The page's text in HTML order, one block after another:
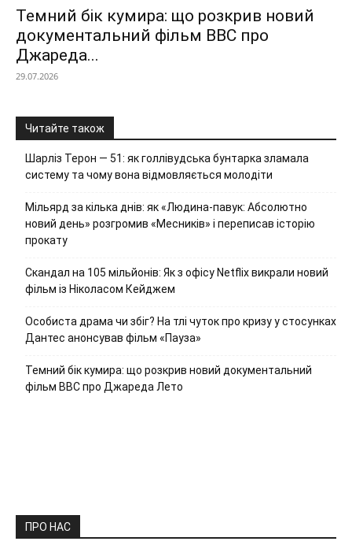
Темний бік кумира: що розкрив новий
документальний фільм ВВС про
Джареда...
29.07.2026
Читайте також
Шарліз Терон — 51: як голлівудська бунтарка зламала
систему та чому вона відмовляється молодіти
Мільярд за кілька днів: як «Людина-павук: Абсолютно
новий день» розгромив «Месників» і переписав історію
прокату
Скандал на 105 мільйонів: Як з офісу Netflix викрали новий
фільм із Ніколасом Кейджем
Особиста драма чи збіг? На тлі чуток про кризу у стосунках
Дантес анонсував фільм «Пауза»
Темний бік кумира: що розкрив новий документальний
фільм ВВС про Джареда Лето
ПРО НАС